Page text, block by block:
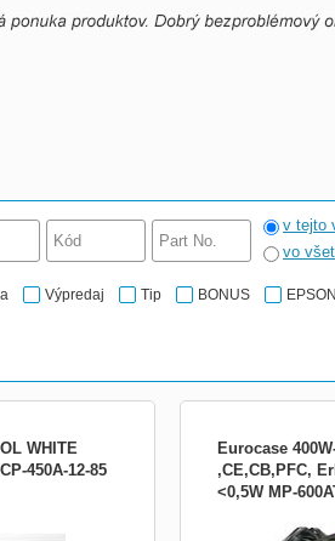
v tejto
vo
Výpredaj Tip BONUS
WHITE
450A-12-85
Eurocase
,CE,CB,PFC,
<0,5W MP-
power. It is